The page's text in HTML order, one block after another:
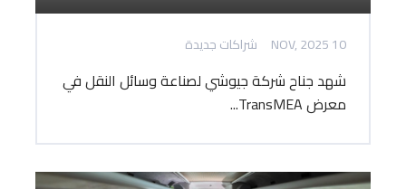
10 NOV, 2025 شراكات جديدة
شهد جناح شركة جيوشي لصناعة وسائل النقل في
معرض TransMEA...